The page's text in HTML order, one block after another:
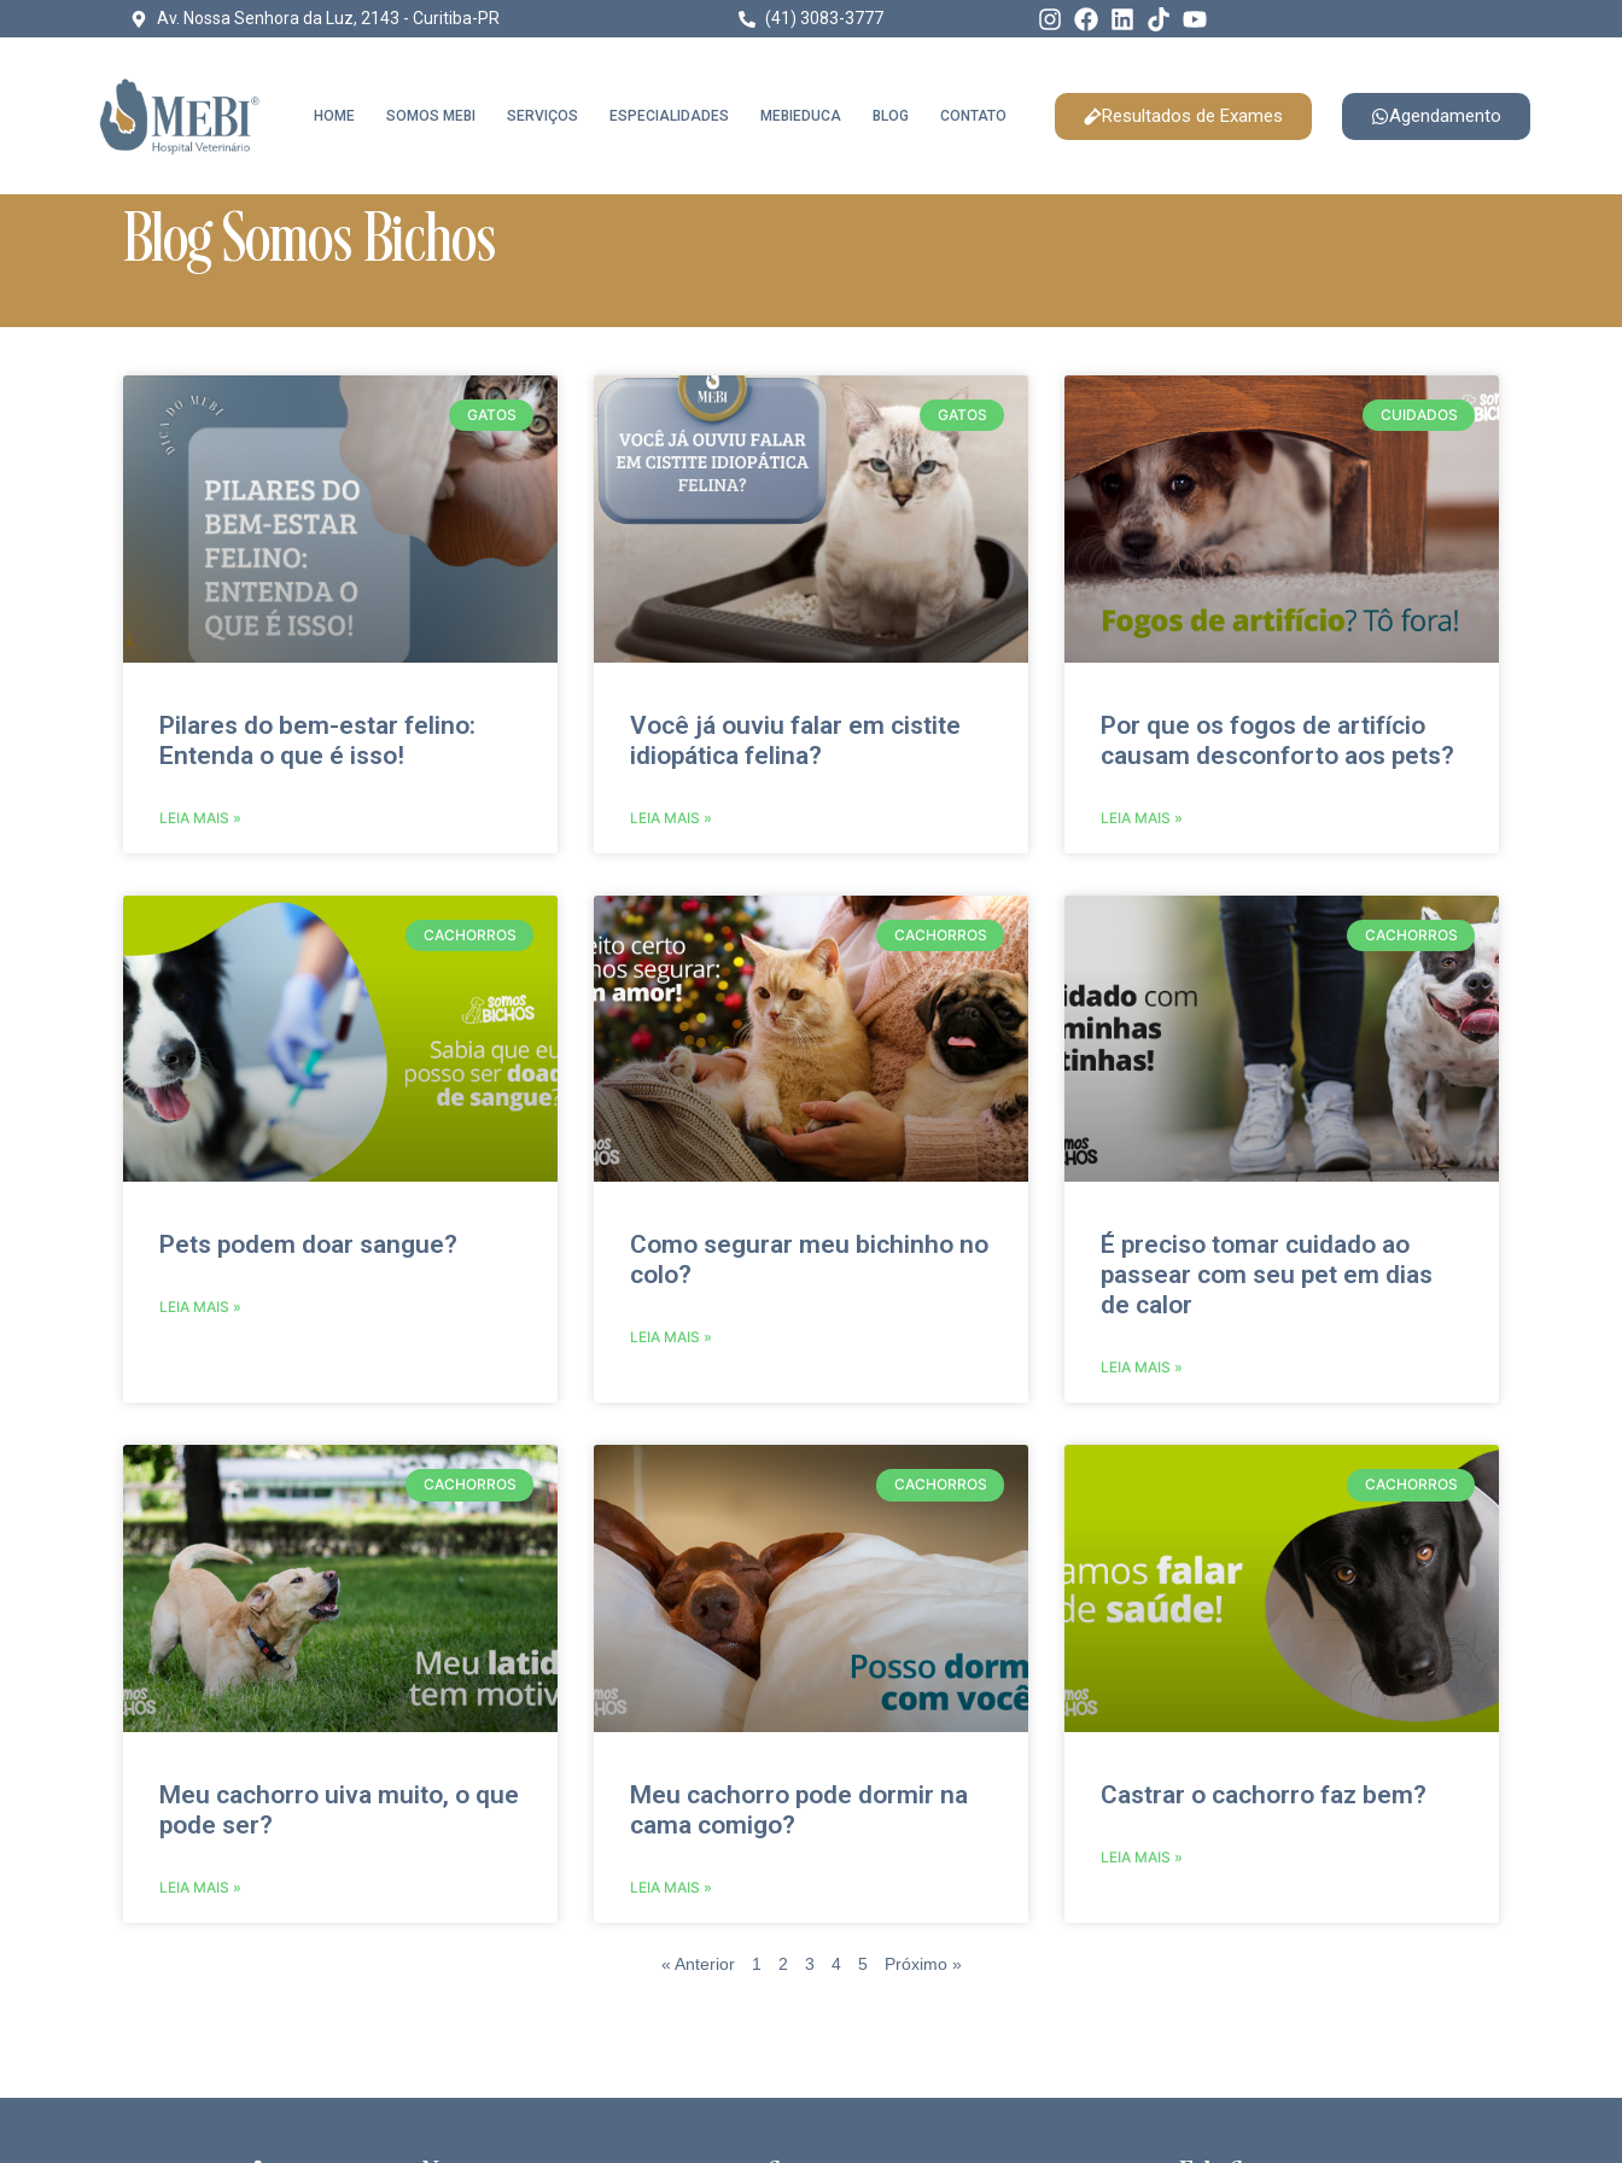
Av. Nossa Senhora da Luz, 2143 - Curitiba-PR (41) 3083-3777
HOME SOMOS MEBI SERVIÇOS ESPECIALIDADES MEBIEDUCA BLOG CONTATO Resultados de Exames Agendamento
Blog Somos Bichos
GATOS
Pilares do bem-estar felino:
Entenda o que é isso!
LEIA MAIS »
GATOS
Você já ouviu falar em cistite
idiopática felina?
LEIA MAIS »
CUIDADOS
Por que os fogos de artifício
causam desconforto aos pets?
LEIA MAIS »
CACHORROS
Pets podem doar sangue?
LEIA MAIS »
CACHORROS
Como segurar meu bichinho no
colo?
LEIA MAIS »
CACHORROS
É preciso tomar cuidado ao
passear com seu pet em dias
de calor
LEIA MAIS »
CACHORROS
Meu cachorro uiva muito, o que
pode ser?
LEIA MAIS »
CACHORROS
Meu cachorro pode dormir na
cama comigo?
LEIA MAIS »
CACHORROS
Castrar o cachorro faz bem?
LEIA MAIS »
« Anterior 1 2 3 4 5 Próximo »